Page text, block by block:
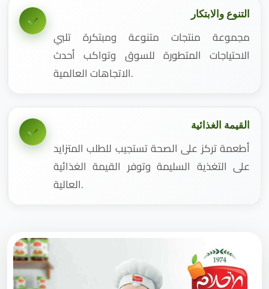
التنوع والابتكار
مجموعة منتجات متنوعة ومبتكرة تلبي
الاحتياجات المتطورة للسوق وتواكب أحدث
الاتجاهات العالمية.
القيمة الغذائية
أطعمة تركز على الصحة تستجيب للطلب المتزايد
على التغذية السليمة وتوفر القيمة الغذائية
العالية.